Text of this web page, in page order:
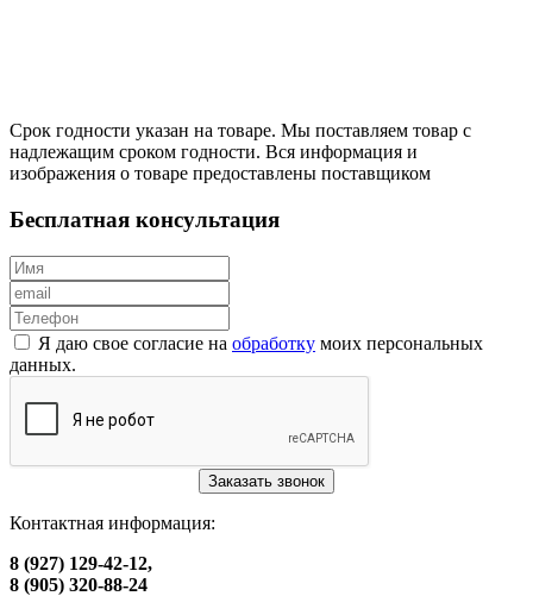
Срок годности указан на товаре. Мы поставляем товар с
надлежащим сроком годности. Вся информация и
изображения о товаре предоставлены поставщиком
Бесплатная консультация
Я даю свое согласие на обработку моих персональных
данных.
Заказать звонок
Контактная информация:
8 (927) 129-42-12,
8 (905) 320-88-24